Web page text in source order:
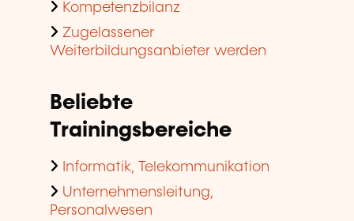
Kompetenzbilanz
Zugelassener
Weiterbildungsanbieter werden
Beliebte
Trainingsbereiche
Informatik, Telekommunikation
Unternehmensleitung,
Personalwesen